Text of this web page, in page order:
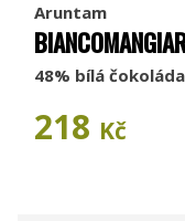
Aruntam
48% bílá
218 Kč